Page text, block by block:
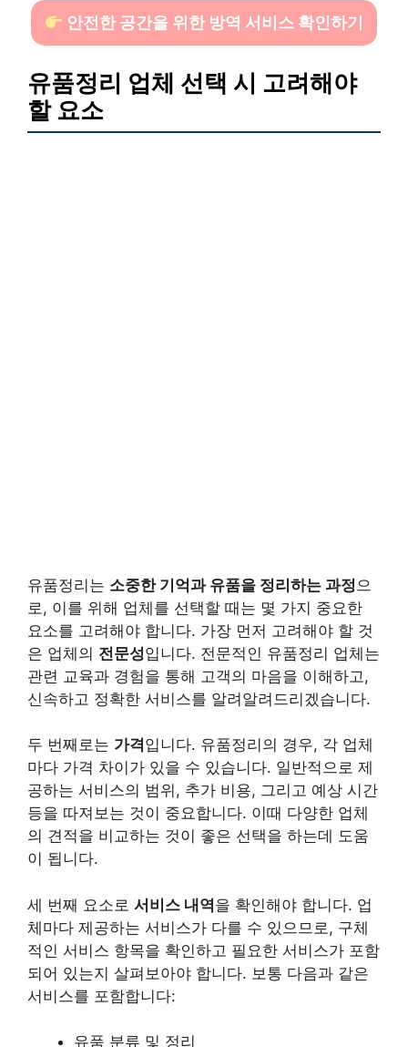
안전한 공간을 위한 방역 서비스 확인하기
유품정리 업체 선택 시 고려해야
할 요소
유품정리는 소중한 기억과 유품을 정리하는 과정 으
로, 이를 위해 업체를 선택할 때는 몇 가지 중요한
요소를 고려해야 합니다. 가장 먼저 고려해야 할 것
은 업체의 전문성입니다. 전문적인 유품정리 업체는
관련 교육과 경험을 통해 고객의 마음을 이해하고,
신속하고 정확한 서비스를 알려알려드리겠습니다.
두 번째로는 가격입니다. 유품정리의 경우, 각 업체
마다 가격 차이가 있을 수 있습니다. 일반적으로 제
공하는 서비스의 범위, 추가 비용, 그리고 예상 시간
등을 따져보는 것이 중요합니다. 이때 다양한 업체
의 견적을 비교하는 것이 좋은 선택을 하는데 도움
이 됩니다.
세 번째 요소로 서비스 내역을 확인해야 합니다. 업
체마다 제공하는 서비스가 다를 수 있으므로, 구체
적인 서비스 항목을 확인하고 필요한 서비스가 포함
되어 있는지 살펴보아야 합니다. 보통 다음과 같은
서비스를 포함합니다:
유품 분류 및 정리